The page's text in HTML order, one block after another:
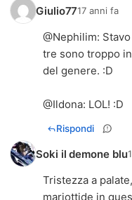
Giulio7717 anni fa
@Nephilim:
tre sono troppo
del genere. :D
@Ildona: LOL! :D
Rispondi
Soki il demone blu
Tristezza a
mariottide in